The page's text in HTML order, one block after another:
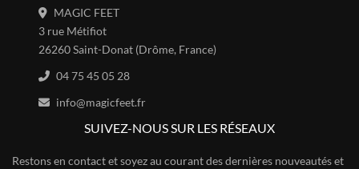
MAGIC FEET
3 rue Métifiot
26260 Saint-Donat (Drôme, France)
04 75 45 05 28
info@magicfeet.fr
SUIVEZ-NOUS SUR LES RÉSEAUX
Restons en contact et soyez au courant des dernières nouveautés et